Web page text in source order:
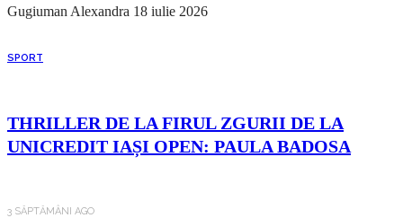
Gugiuman Alexandra 18 iulie 2026
SPORT
THRILLER DE LA FIRUL ZGURII DE LA
UNICREDIT IAȘI OPEN: PAULA BADOSA
3 SĂPTĂMÂNI AGO